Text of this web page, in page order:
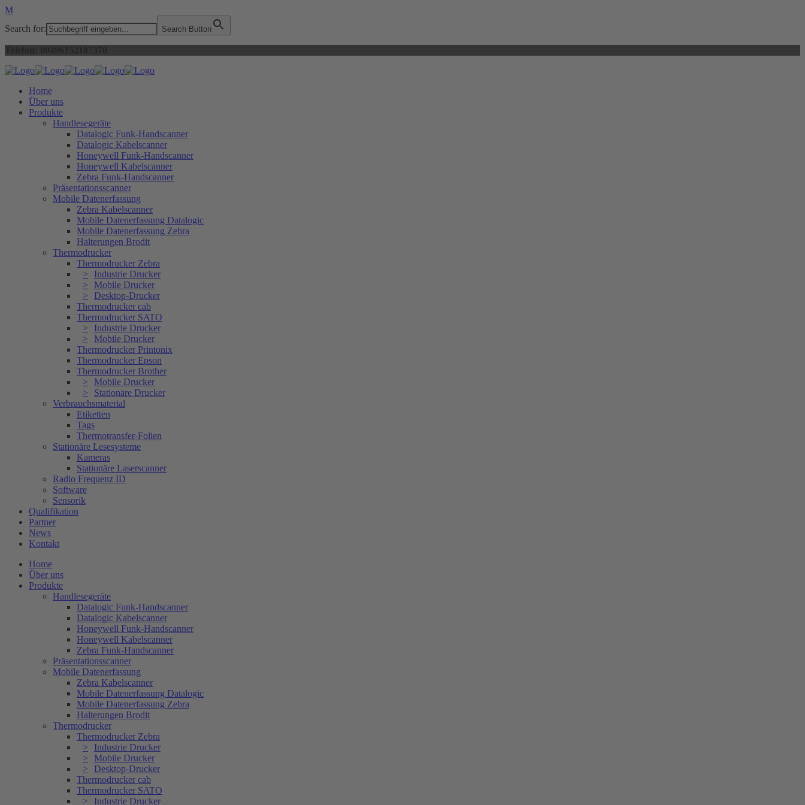
Search for: Search Button
Home
Über uns
Produkte
Handlesegeräte
Datalogic Funk-Handscanner
Datalogic Kabelscanner
Honeywell Funk-Handscanner
Honeywell Kabelscanner
Zebra Funk-Handscanner
Präsentationsscanner
Mobile Datenerfassung
Zebra Kabelscanner
Mobile Datenerfassung Datalogic
Mobile Datenerfassung Zebra
Halterungen Brodit
Thermodrucker
Thermodrucker Zebra
Industrie Drucker
Mobile Drucker
Desktop-Drucker
Thermodrucker cab
Thermodrucker SATO
Industrie Drucker
Mobile Drucker
Thermodrucker Printonix
Thermodrucker Epson
Thermodrucker Brother
Mobile Drucker
Stationäre Drucker
Verbrauchsmaterial
Etiketten
Tags
Thermotransfer-Folien
Stationäre Lesesysteme
Kameras
Stationäre Laserscanner
Radio Frequenz ID
Software
Sensorik
Qualifikation
Partner
News
Kontakt
Home
Über uns
Produkte
Handlesegeräte
Datalogic Funk-Handscanner
Datalogic Kabelscanner
Honeywell Funk-Handscanner
Honeywell Kabelscanner
Zebra Funk-Handscanner
Präsentationsscanner
Mobile Datenerfassung
Zebra Kabelscanner
Mobile Datenerfassung Datalogic
Mobile Datenerfassung Zebra
Halterungen Brodit
Thermodrucker
Thermodrucker Zebra
Industrie Drucker
Mobile Drucker
Desktop-Drucker
Thermodrucker cab
Thermodrucker SATO
Industrie Drucker